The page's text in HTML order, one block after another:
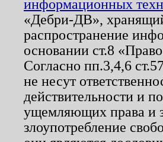
информационных
«Дебри-ДВ»,
распространение
основании ст.8
Согласно пп.3,4,6
не несут
действительности и
ущемляющих права и
злоупотребление